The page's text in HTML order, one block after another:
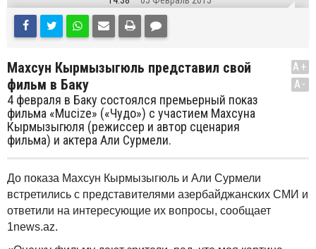
Махсун Кырмызыгюль представил свой
фильм в Баку
4 февраля в Баку состоялся премьерный показ
фильма «Mucize» («Чудо») с участием Махсуна
Кырмызыгюля (режиссер и автор сценария
фильма) и актера Али Сурмели.
A+
A-
До показа Махсун Кырмызыгюль и Али Сурмели
встретились с представителями азербайджанских СМИ и
ответили на интересующие их вопросы, сообщает
1news.az.